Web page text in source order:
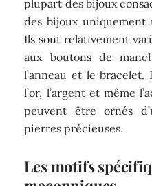
plupart des bijoux
des bijoux uniquement
Ils sont relativement
aux boutons de
l’anneau et le
l’or, l’argent et même
peuvent être ornés
pierres précieuses.
Les motifs